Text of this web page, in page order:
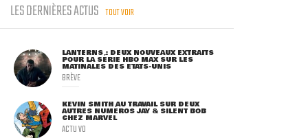
LES DERNIÈRES ACTUS TOUT VOIR
LANTERNS : DEUX NOUVEAUX EXTRAITS
POUR LA SÉRIE HBO MAX SUR LES
MATINALES DES ETATS-UNIS
BRÈVE
KEVIN SMITH AU TRAVAIL SUR DEUX
AUTRES NUMÉROS JAY & SILENT BOB
CHEZ MARVEL
ACTU VO